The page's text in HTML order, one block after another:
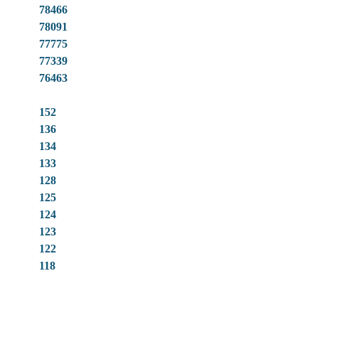
78466
78091
77775
77339
76463
152
136
134
133
128
125
124
123
122
118